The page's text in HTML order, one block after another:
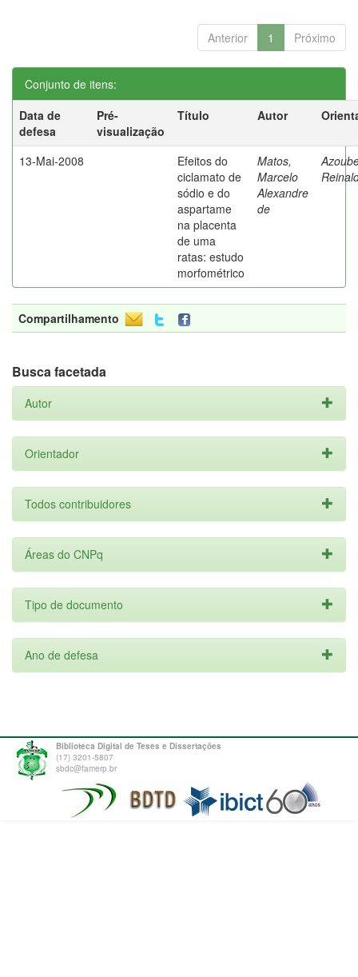
Anterior 1 Próximo
Conjunto de itens:
Data de
defesa
Pré-
visualização
Título Autor
13-Mai-2008
Efeitos do
ciclamato de
sódio e do
aspartame
na placenta
de uma
ratas: estudo
morfométrico
Matos,
Marcelo
Alexandre
de
Compartilhamento
Busca facetada
Autor
Orientador
Todos contribuidores
Áreas do CNPq
Tipo de documento
Ano de defesa
Biblioteca Digital de Teses e Dissertações
(17) 3201-5807
sbdc@famerp.br